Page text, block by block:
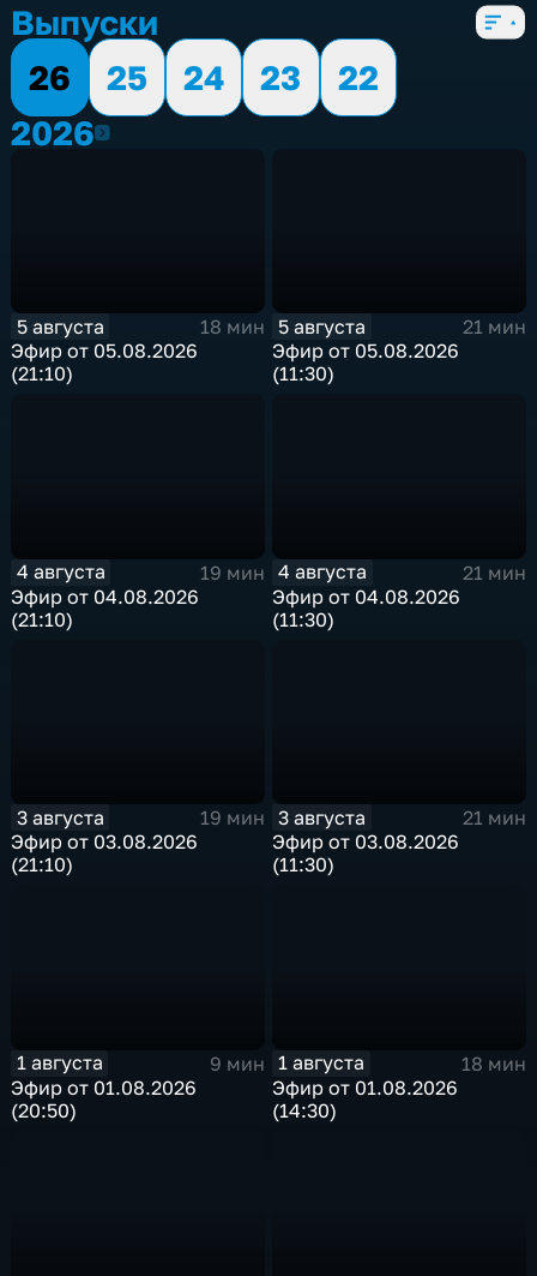
5 сезонов, 2350 выпусков
Выпуски
26
25 24 23
22
20262026
5 августа
18 мин
Эфир от 05.08.2026
(21:10)
5 августа
21 мин
Эфир от 05.08.2026
(11:30)
4 августа
19 мин
Эфир от 04.08.2026
(21:10)
4 августа
21 мин
Эфир от 04.08.2026
(11:30)
3 августа
19 мин
Эфир от 03.08.2026
(21:10)
3 августа
21 мин
Эфир от 03.08.2026
(11:30)
1 августа
9 мин
Эфир от 01.08.2026
(20:50)
1 августа
18 мин
Эфир от 01.08.2026
(14:30)